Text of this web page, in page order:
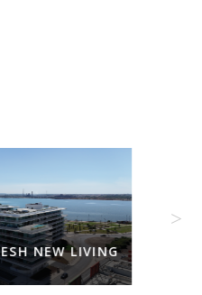
NEW LIVING